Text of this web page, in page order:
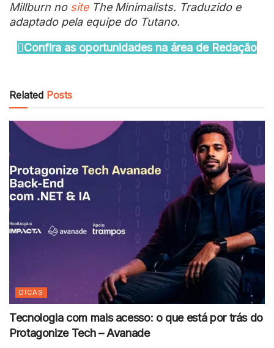
Millburn no siteThe Minimalists. Traduzido e
adaptado pela equipe do Tutano.
Confira as oportunidades na área de Redação
Related Posts
DICAS
Tecnologia com mais acesso: o que está por trás do
Protagonize Tech – Avanade